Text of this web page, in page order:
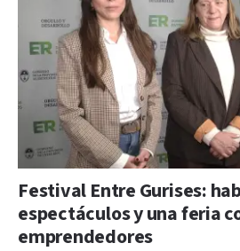
Festival Entre Gurises:
espectáculos y una feria
emprendedores